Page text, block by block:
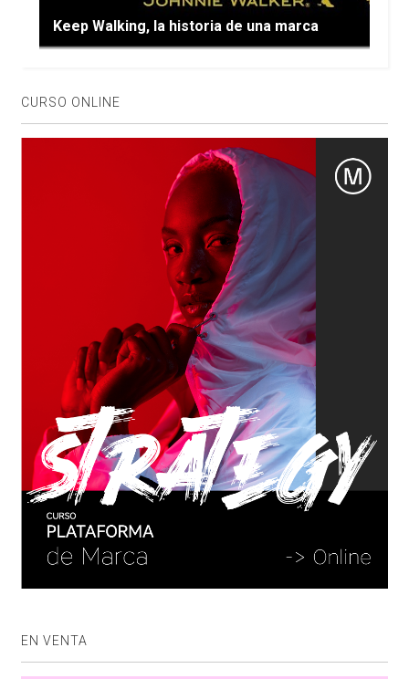
Keep Walking, la historia de una marca
CURSO ONLINE
EN VENTA